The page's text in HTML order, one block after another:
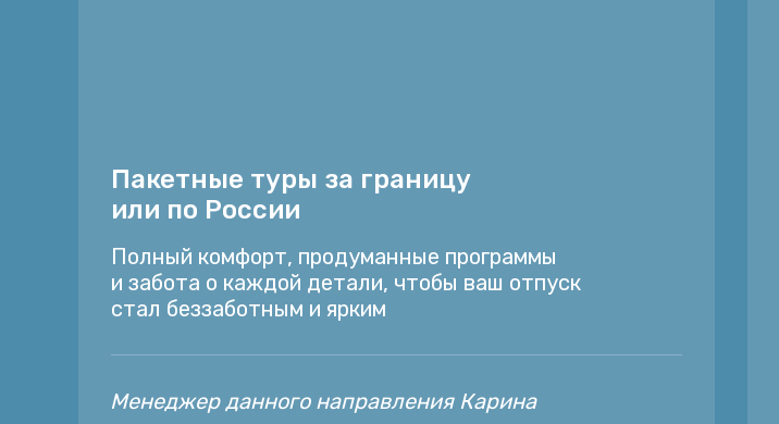
Менеджер данного направления Карина
Полный комфорт, продуманные программы
и забота о каждой детали, чтобы ваш отпуск
стал беззаботным и ярким
Пакетные туры за границу
или по России